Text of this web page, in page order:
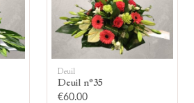
Deuil
Deuil n°35
€60.00